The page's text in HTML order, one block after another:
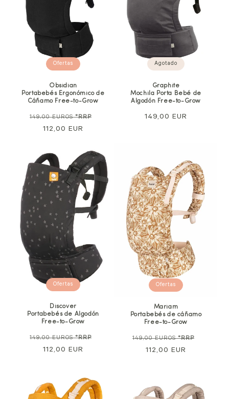
Ofertas
Obsidian
Portabebés Ergonómico de
Cáñamo Free-to-Grow
Precio
normal
149,00 EUROS*RRP
112,00 EUR
Agotado
Graphite
Mochila Porta Bebé de
Algodón Free-to-Grow
Precio
149,00 EUR
Ofertas
Discover
Portabebés de Algodón
Free-to-Grow
Precio
normal
149,00 EUROS*RRP
112,00 EUR
Ofertas
Mariam
Portabebés de cáñamo
Free-to-Grow
Precio
normal
149,00 EUROS*RRP
112,00 EUR